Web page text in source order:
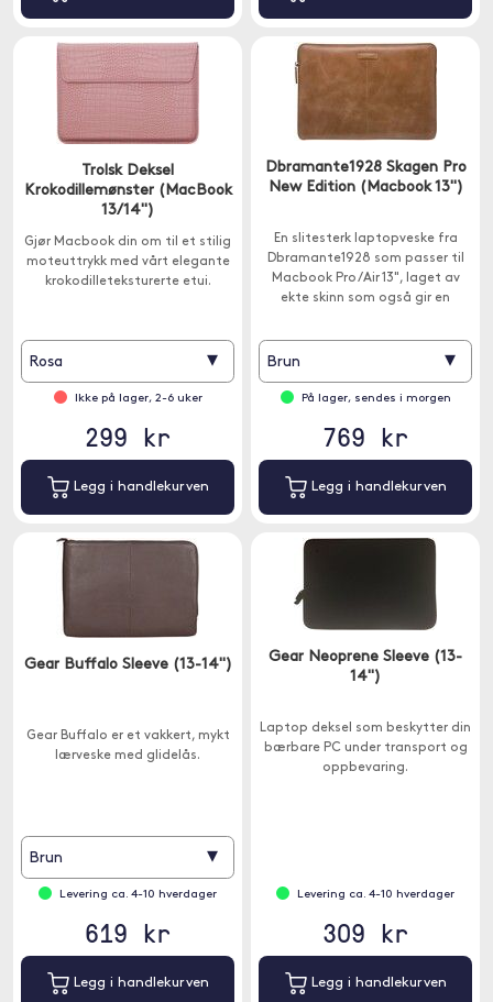
Trolsk Deksel
Krokodillemønster (MacBook
13/14")
Gjør Macbook din om til et stilig
moteuttrykk med vårt elegante
krokodilleteksturerte etui.
Rosa ▾
Ikke på lager, 2-6 uker
299 kr
Legg i handlekurven
Dbramante1928 Skagen Pro
New Edition (Macbook 13")
En slitesterk laptopveske fra
Dbramante1928 som passer til
Macbook Pro /Air 13", laget av
ekte skinn som også gir en
Brun ▾
På lager, sendes i morgen
769 kr
Legg i handlekurven
Gear Buffalo Sleeve (13-14")
Gear Buffalo er et vakkert, mykt
lærveske med glidelås.
Brun ▾
Levering ca. 4-10 hverdager
619 kr
Legg i handlekurven
Gear Neoprene Sleeve (13-
14")
Laptop deksel som beskytter din
bærbare PC under transport og
oppbevaring.
Levering ca. 4-10 hverdager
309 kr
Legg i handlekurven